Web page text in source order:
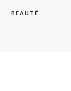
BEAUTÉ